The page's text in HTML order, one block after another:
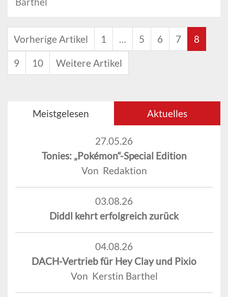
Vorherige Artikel 1 5 6 7 8
9 10 Weitere Artikel
Meistgelesen Aktuelles
27.05.26
Tonies: „Pokémon“-Special Edition
Von Redaktion
03.08.26
Diddl kehrt erfolgreich zurück
04.08.26
DACH-Vertrieb für Hey Clay und Pixio
Von Kerstin Barthel